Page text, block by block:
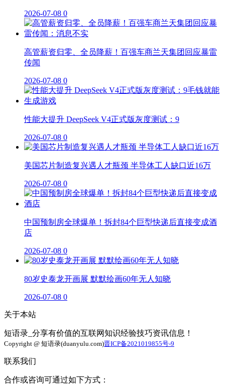
2026-07-08 0
高管薪资归零、全员降薪！百强车商兰天集团回应暴雷
传闻
2026-07-08 0
性能大提升 DeepSeek V4正式版灰度测试：9
2026-07-08 0
美国芯片制造复兴遇人才瓶颈 半导体工人缺口近16万
2026-07-08 0
中国预制房全球爆单！拆封84个巨型快递后直接变成酒
店
2026-07-08 0
80岁史泰龙开画展 默默绘画60年无人知晓
2026-07-08 0
关于本站
短语录_分享有价值的互联网知识经验技巧资讯信息！
Copyright @ 短语录(duanyulu.com)晋ICP备2021019855号-9
联系我们
合作或咨询可通过如下方式：